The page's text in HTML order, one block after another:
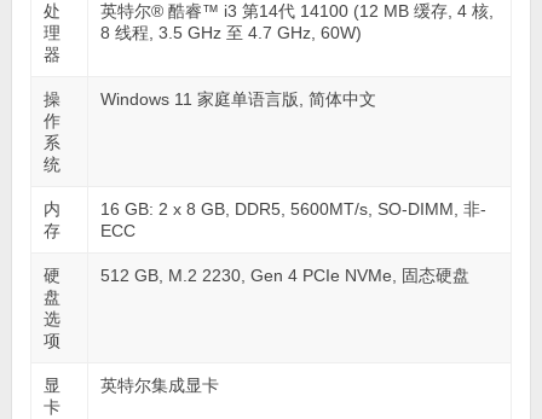
处
理
器
英特尔® 酷睿™ i3 第14代 14100 (12 MB 缓存, 4 核,
8 线程, 3.5 GHz 至 4.7 GHz, 60W)
操
作
系
统
Windows 11 家庭单语言版, 简体中文
内
存
16 GB: 2 x 8 GB, DDR5, 5600MT/s, SO-DIMM, 非-
ECC
硬
盘
选
项
512 GB, M.2 2230, Gen 4 PCIe NVMe, 固态硬盘
显
卡
英特尔集成显卡